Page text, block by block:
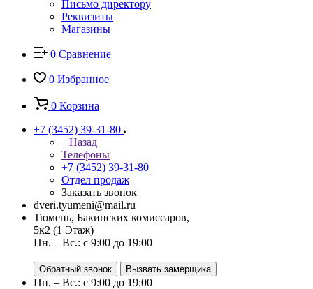
Письмо директору
Реквизиты
Магазины
0 Сравнение
0 Избранное
0 Корзина
+7 (3452) 39-31-80
Назад
Телефоны
+7 (3452) 39-31-80
Отдел продаж
Заказать звонок
dveri.tyumeni@mail.ru
Тюмень, Бакинских комиссаров,
5к2 (1 Этаж)
Пн. – Вс.: с 9:00 до 19:00
Обратный звонок Вызвать замерщика
Пн. – Вс.: с 9:00 до 19:00